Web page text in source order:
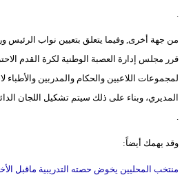
من جهة أخرى, وفيما يتعلق بتعيين نواب الرئيس
قرر مجلس إدارة العصبة الوطنية لكرة القدم
لمجموعات اللاعبين والحكام والمدربين والأطباء
المديري، وبناء على ذلك سيتم تشكيل اللجان
وقد يهمك أيضاً:
منتخب المحليين يخوض حصته التدريبية ماقبل